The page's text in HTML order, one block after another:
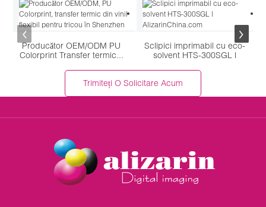
Producător OEM/ODM PU
Colorprint Transfer termic...
Sclipici imprimabil cu eco-
solvent HTS-300SGL |
Trimiteți O Solicitare Acum